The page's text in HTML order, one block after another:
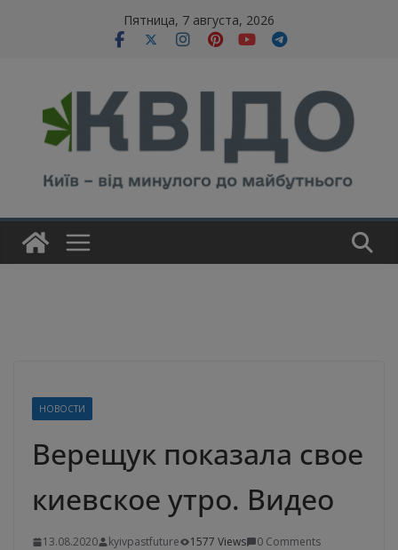
Пятница, 7 августа, 2026
НОВОСТИ
Верещук показала свое
киевское утро. Видео
13.08.2020 kyivpastfuture 1577 Views 0 Comments
modal-check